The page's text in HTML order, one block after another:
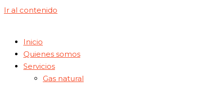
Ir al contenido
Inicio
Quienes somos
Servicios
Gas natural